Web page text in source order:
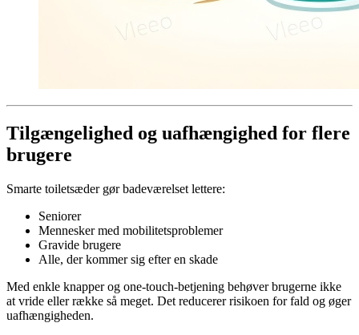
Tilgængelighed og uafhængighed for flere
brugere
Smarte toiletsæder gør badeværelset lettere:
Seniorer
Mennesker med mobilitetsproblemer
Gravide brugere
Alle, der kommer sig efter en skade
Med enkle knapper og one-touch-betjening behøver brugerne ikke
at vride eller række så meget. Det reducerer risikoen for fald og øger
uafhængigheden.